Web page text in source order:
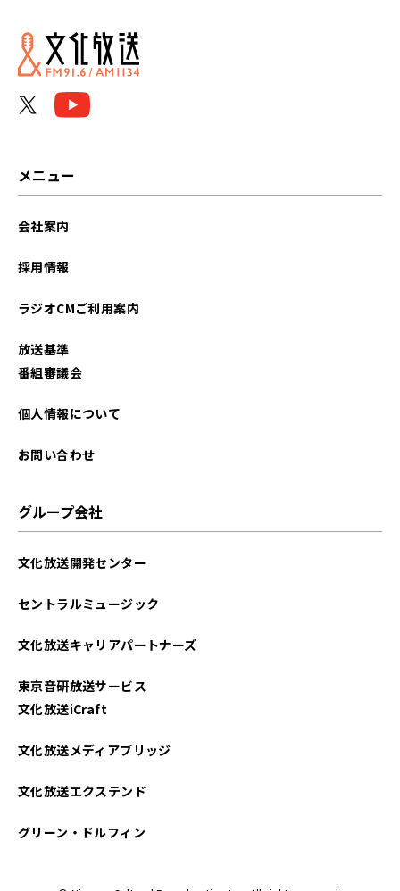
メニュー
会社案内
採用情報
ラジオCMご利用案内
放送基準
番組審議会
個人情報について
お問い合わせ
グループ会社
文化放送開発センター
セントラルミュージック
文化放送キャリアパートナーズ
東京音研放送サービス
文化放送iCraft
文化放送メディアブリッジ
文化放送エクステンド
グリーン・ドルフィン